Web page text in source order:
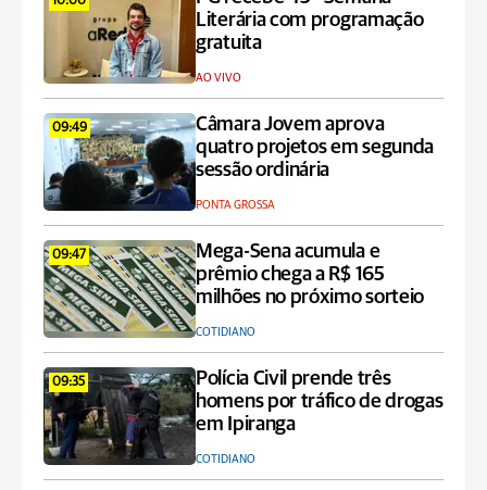
Literária com programação
gratuita
AO VIVO
09:49
Câmara Jovem aprova
quatro projetos em segunda
sessão ordinária
PONTA GROSSA
09:47
Mega-Sena acumula e
prêmio chega a R$ 165
milhões no próximo sorteio
COTIDIANO
09:35
Polícia Civil prende três
homens por tráfico de drogas
em Ipiranga
COTIDIANO